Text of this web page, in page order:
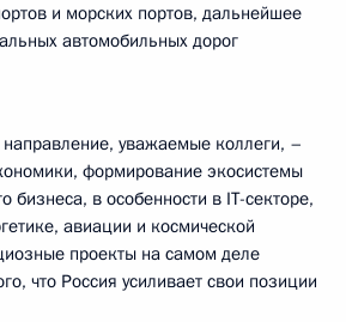
и морских портов, дальнейшее
автомобильных дорог
уважаемые коллеги, –
формирование экосистемы
бизнеса, в особенности в IT-секторе,
авиации и космической
проекты на самом деле
что Россия усиливает свои позиции